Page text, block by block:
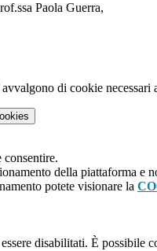
Paola Guerra,
di cookie
consentire.
della piattaforma e
potete visionare la
disabilitati. È possibile